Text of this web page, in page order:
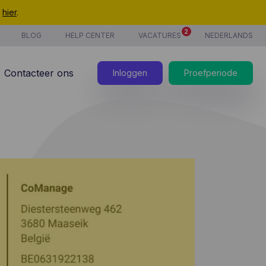
hier.
BLOG HELP CENTER VACATURES 2 NEDERLANDS
Contacteer ons Inloggen Proefperiode